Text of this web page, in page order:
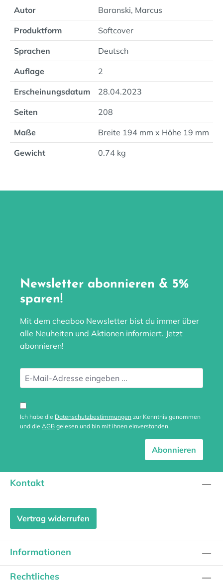
Autor Baranski, Marcus
Produktform Softcover
Sprachen Deutsch
Auflage 2
Erscheinungsdatum 28.04.2023
Seiten 208
Maße Breite 194 mm x Höhe 19 mm
Gewicht 0.74 kg
Newsletter abonnieren & 5%
sparen!
Mit dem cheaboo Newsletter bist du immer über
alle Neuheiten und Aktionen informiert. Jetzt
abonnieren!
Ich habe die Datenschutzbestimmungen zur Kenntnis genommen
und die AGB gelesen und bin mit ihnen einverstanden.
Abonnieren
Kontakt
Vertrag widerrufen
Informationen
Rechtliches